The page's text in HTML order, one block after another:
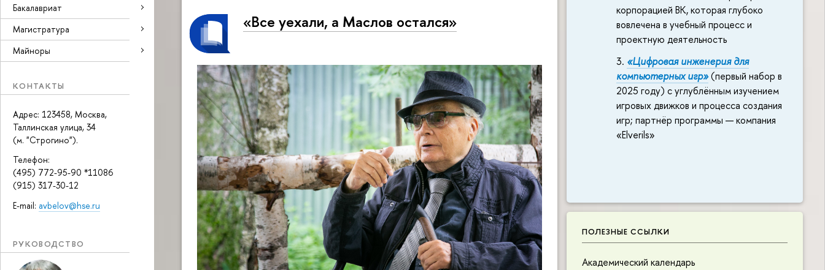
Бакалавриат
Магистратура
Майноры
КОНТАКТЫ
Адрес: 123458, Москва,
Таллинская улица, 34
(м. "Строгино").
Телефон:
(495) 772-95-90 *11086
(915) 317-30-12
E-mail: avbelov@hse.ru
РУКОВОДСТВО
корпорацией ВК, которая глубоко
вовлечена в учебный процесс и
проектную деятельность
«Цифровая инженерия для
компьютерных игр»(первый набор в
2025 году) с углублённым изучением
игровых движков и процесса создания
игр; партнёр программы — компания
«Elverils»
ПОЛЕЗНЫЕ ССЫЛКИ
Академический календарь
«Все уехали, а Маслов остался»